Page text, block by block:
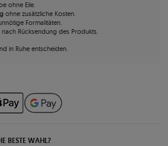
ohne Eile.
ohne zusätzliche Kosten.
Formalitäten.
nach Rücksendung des Produkts.
in Ruhe entscheiden.
BESTE WAHL?